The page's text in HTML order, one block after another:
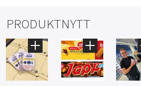
PRODUKTNYTT